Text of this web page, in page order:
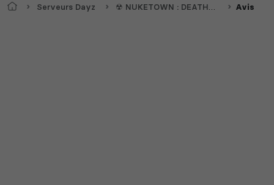
AccueilServeurs Dayz ☢ NUKETOWN : DEATHMATCH ☠ [PS4/PS5] Avis